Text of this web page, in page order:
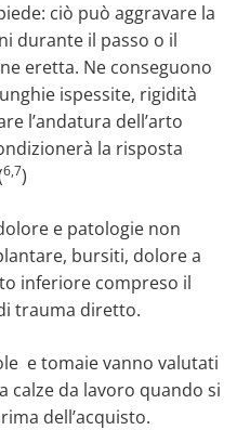
ciò può aggravare la
durante il passo o il
eretta. Ne conseguono
ispessite, rigidità
l’andatura dell’arto
la risposta
6,7)
e patologie non
bursiti, dolore a
inferiore compreso il
trauma diretto.
e tomaie vanno valutati
calze da lavoro quando si
dell’acquisto.